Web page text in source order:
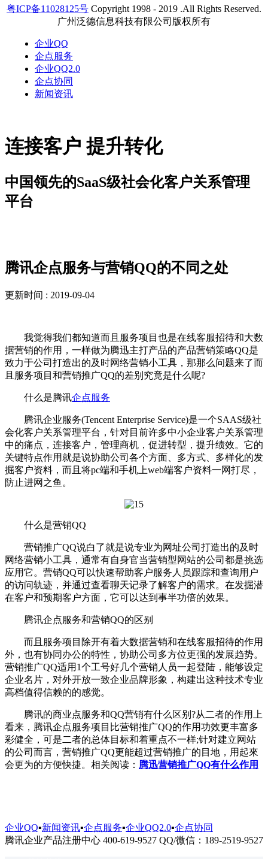
粤ICP备11028125号 Copyright 1998 - 2019 .All Rights Reserved.
广州泛德信息科技有限公司版权所有
企业QQ
企点服务
企业QQ2.0
企点协同
新闻资讯
连接客户 提升转化
中国领先的SaaS级社会化客户关系管理
平台
腾讯企点服务与营销QQ的不同之处
更新时间 : 2019-09-04
我觉得我们都知道而且服务项目也是在线客服招待和大数
据营销的作用，一样做为腾迅主打产品的产品营销策略QQ是
致力于公司打造出的及时网络营销小工具，那那么问题来了而
且服务项目和营销推广QQ的差别究竟是什么呢?
什么是腾讯企点服务
腾讯企业服务(Tencent Enterprise Service)是一个SAAS级社
会化客户关系管理平台，针对目前许多中小企业客户关系管理
中的痛点，连接客户，管理商机，促进转型，提升绩效。它的
关键特点作用就是说协助公司各个方面、多方式、多样化的发
掘客户资料，而且将pc端和手机上web端客户资料一网打尽，
防止进网之鱼。
什么是营销QQ
营销推广QQ说白了就是说专业为网址公司打造出的及时
网络营销小工具，通常有自身官当营销型网站的公司都是挑选
应用它。营销QQ可以快速帮助客户服务人员跟踪和查询用户
的访问轨迹，并通过查看聊天记录了解客户的需求。在发掘潜
在客户和预期客户方面，它可以达到事半功倍的效果。
腾讯企点服务和营销QQ的区别
而且服务项目除开有着大数据营销和在线客服招待的作用
外，也有协同办公的特性，协助公司多方位更强的发展趋势。
营销推广QQ适用1个工号好几个营销人员一起登陆，能够设定
企业名片，对外开放一致企业品牌形象，构建出这种技术专业
高档值得信赖的的感觉。
腾讯的商业点服务和QQ营销有什么区别?从二者的作用上
看来，腾讯企点服务项目比营销推广QQ的作用功效更丰富多
彩健全，可是二者的总体目标和着重点不一样;针对建立网站
的公司而言，营销推广QQ更能超过营销推广的目地，用起來
会更为的方便快捷。相关阅读： 腾迅营销推广QQ有什么作用
企业QQ▪新闻资讯▪企点服务▪企业QQ2.0▪企点协同
腾讯企业产品注册中心 400-619-9527 QQ/微信：189-2519-9527